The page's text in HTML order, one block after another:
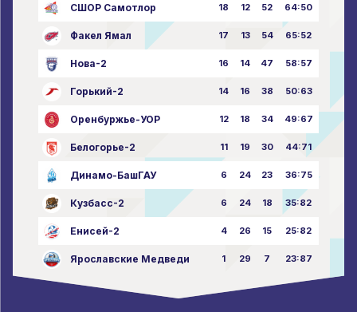
СШОР Самотлор 18 12 52 64:50
Факел Ямал 17 13 54 65:52
Нова-2 16 14 47 58:57
Горький-2 14 16 38 50:63
Оренбуржье-УОР 12 18 34 49:67
Белогорье-2 11 19 30 44:71
Динамо-БашГАУ 6 24 23 36:75
Кузбасс-2 6 24 18 35:82
Енисей-2 4 26 15 25:82
Ярославские Медведи 1 29 7 23:87